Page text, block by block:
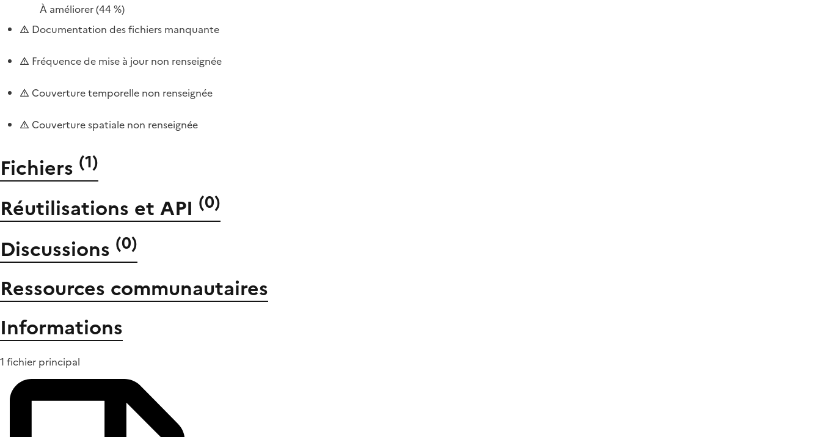
À améliorer(44 %)
Documentation des fichiers manquante
Fréquence de mise à jour non renseignée
Couverture temporelle non renseignée
Couverture spatiale non renseignée
Fichiers (1)
Réutilisations et API (0)
Discussions (0)
Ressources communautaires
Informations
1 fichier principal